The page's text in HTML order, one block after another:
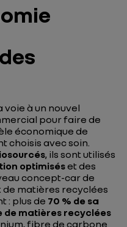
voie à un nouvel
pour faire de
économique de
choisis avec soin.
, ils sont utilisés
optimiséset des
concept-car de
de matières recyclées
: plus de 70 % de sa
de matières recyclées
fibre de carbone